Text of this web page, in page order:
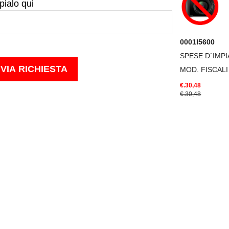
qui
0001I5600
SPESE
MOD. FISCALI
€.30,48
€.30,48